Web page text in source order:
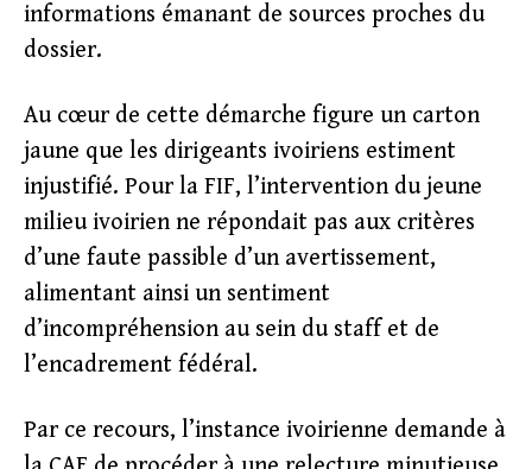
informations émanant de sources proches du
dossier.
Au cœur de cette démarche figure un carton
jaune que les dirigeants ivoiriens estiment
injustifié. Pour la FIF, l’intervention du jeune
milieu ivoirien ne répondait pas aux critères
d’une faute passible d’un avertissement,
alimentant ainsi un sentiment
d’incompréhension au sein du staff et de
l’encadrement fédéral.
Par ce recours, l’instance ivoirienne demande à